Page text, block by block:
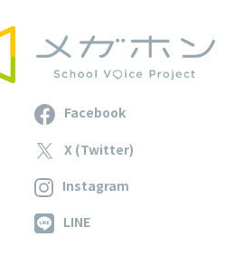
Facebook
X (Twitter)
Instagram
LINE